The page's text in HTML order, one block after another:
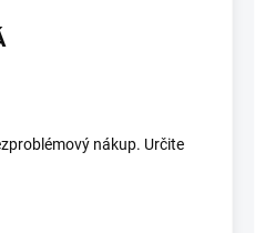
nákup. Určite